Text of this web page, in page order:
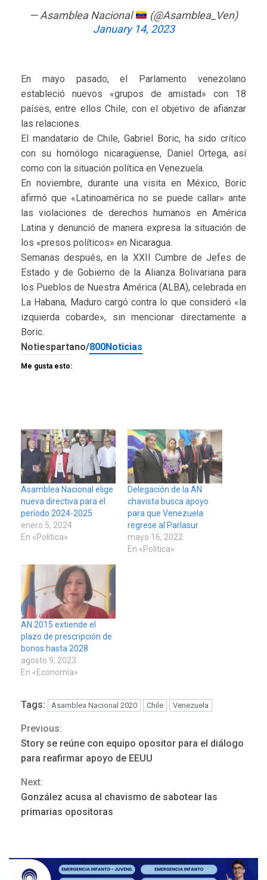
— Asamblea Nacional
(@Asamblea_Ven)
January 14, 2023
En mayo pasado, el Parlamento venezolano
estableció nuevos «grupos de amistad» con 18
países, entre ellos Chile, con el objetivo de afianzar
las relaciones.
El mandatario de Chile, Gabriel Boric, ha sido crítico
con su homólogo nicaragüense, Daniel Ortega, así
como con la situación política en Venezuela.
En noviembre, durante una visita en México, Boric
afirmó que «Latinoamérica no se puede callar» ante
las violaciones de derechos humanos en América
Latina y denunció de manera expresa la situación de
los «presos políticos» en Nicaragua.
Semanas después, en la XXII Cumbre de Jefes de
Estado y de Gobierno de la Alianza Bolivariana para
los Pueblos de Nuestra América (ALBA), celebrada en
La Habana, Maduro cargó contra lo que consideró «la
izquierda cobarde», sin mencionar directamente a
Boric.
Notiespartano/800Noticias
Me gusta esto:
Asamblea Nacional elige
nueva directiva para el
período 2024-2025
enero 5, 2024
En «Política»
Delegación de la AN
chavista busca apoyo
para que Venezuela
regrese al Parlasur
mayo 16, 2022
En «Política»
AN 2015 extiende el
plazo de prescripción de
bonos hasta 2028
agosto 9, 2023
En «Economía»
Tags: Asamblea Nacional 2020 Chile Venezuela
Continue
Reading
Previous:
Story se reúne con equipo opositor para el diálogo
para reafirmar apoyo de EEUU
Next:
González acusa al chavismo de sabotear las
primarias opositoras
REGIONALES ÚLTIMA HORA
Mariño fortalece capacidad
gestión